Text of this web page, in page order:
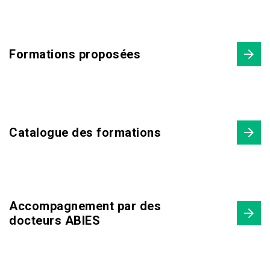
Formations proposées
Catalogue des formations
Accompagnement par des
docteurs ABIES